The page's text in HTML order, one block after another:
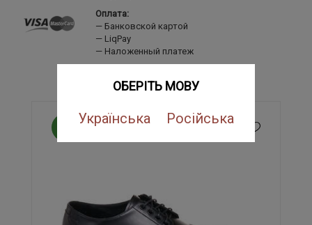
ОБЕРІТЬ МОВУ
Українська Російська
Оплата:
Банковской картой
LiqPay
Наложенный платеж
SALE